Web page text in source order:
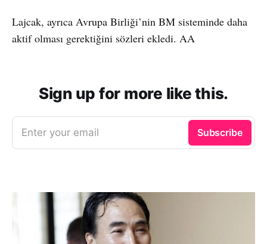
Lajcak, ayrıca Avrupa Birliği’nin BM sisteminde daha
aktif olması gerektiğini sözleri ekledi. AA
Sign up for more like this.
Enter your email Subscribe